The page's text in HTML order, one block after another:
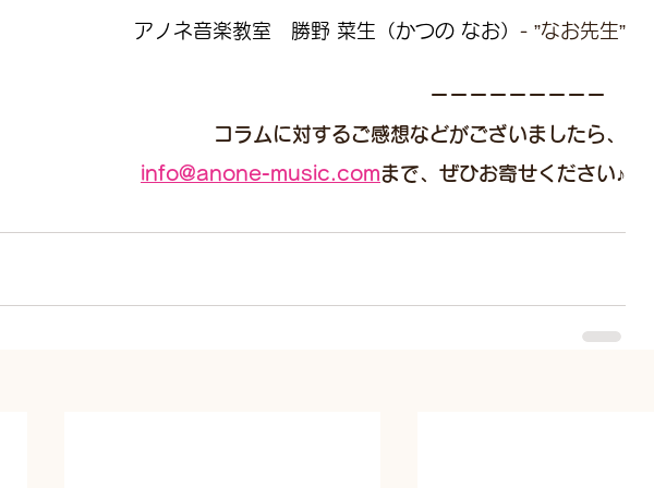
アノネ音楽教室　勝野 菜生（かつの なお） - ”なお先生”
ーーーーーーーーー
コラムに対するご感想などがございましたら、
info@anone-music.comまで、ぜひお寄せください♪